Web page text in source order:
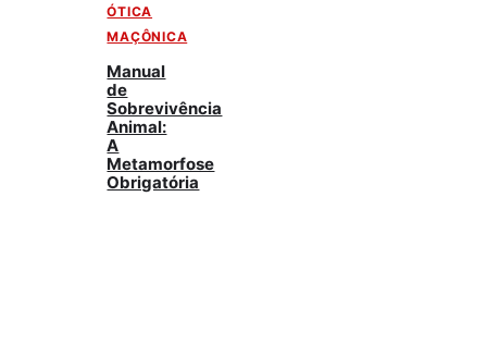
ÓTICA
MAÇÔNICA
Manual
de
Sobrevivência
Animal:
A
Metamorfose
Obrigatória